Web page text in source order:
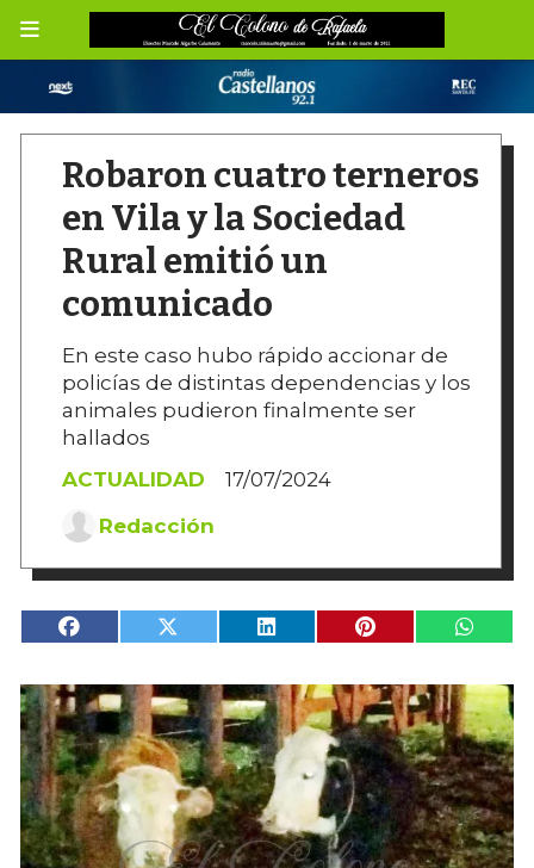
Robaron cuatro terneros
en Vila y la Sociedad
Rural emitió un
comunicado
En este caso hubo rápido accionar de
policías de distintas dependencias y los
animales pudieron finalmente ser
hallados
ACTUALIDAD
17/07/2024
Redacción